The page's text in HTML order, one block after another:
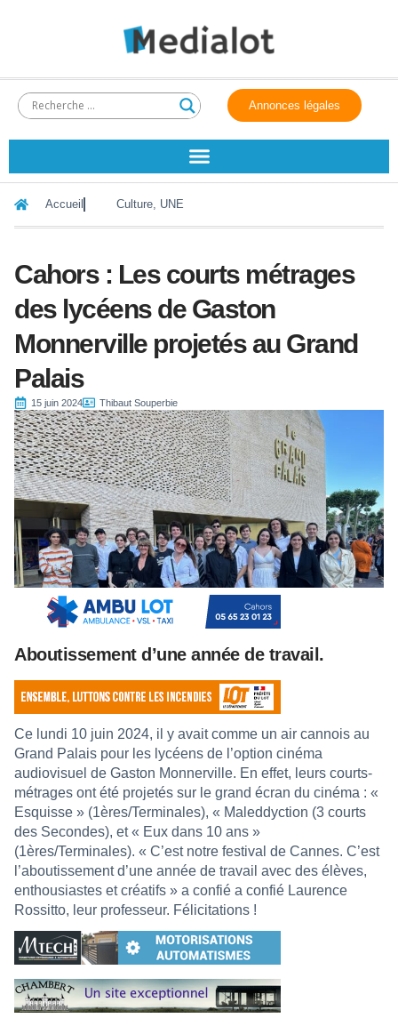
Annonces légales
Accueil Culture, UNE
Cahors : Les courts métrages
des lycéens de Gaston
Monnerville projetés au Grand
Palais
15 juin 2024 Thibaut Souperbie
Aboutissement d’une année de travail.
Ce lundi 10 juin 2024, il y avait comme un air cannois au
Grand Palais pour les lycéens de l’option cinéma
audiovisuel de Gaston Monnerville. En effet, leurs courts-
métrages ont été projetés sur le grand écran du cinéma : «
Esquisse » (1ères/Terminales), « Maleddyction (3 courts
des Secondes), et « Eux dans 10 ans »
(1ères/Terminales). « C’est notre festival de Cannes. C’est
l’aboutissement d’une année de travail avec des élèves,
enthousiastes et créatifs » a confié a confié Laurence
Rossitto, leur professeur. Félicitations !